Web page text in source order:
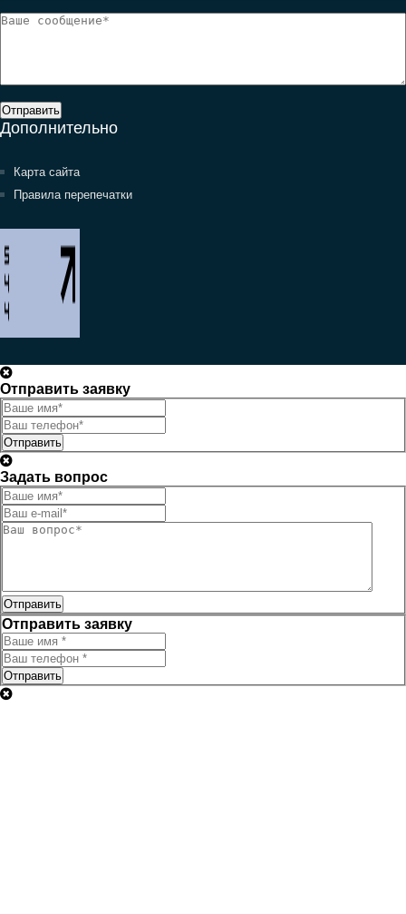
Отправить
Дополнительно
Карта сайта
Правила перепечатки
Отправить заявку
Отправить
Задать вопрос
Отправить
Отправить заявку
Отправить